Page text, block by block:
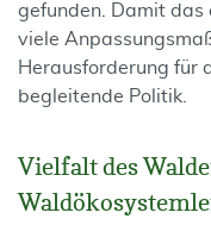
gefunden. Damit das
viele
Herausforderung für
begleitende Politik.
Vielfalt des